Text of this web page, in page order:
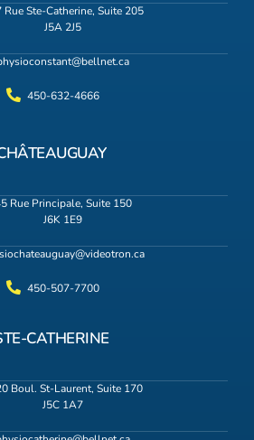
Rue Ste-Catherine, Suite 205
J5A 2J5
450-632-4666
Rue Principale, Suite 150
J6K 1E9
450-507-7700
CATHERINE
Boul. St-Laurent, Suite 170
J5C 1A7